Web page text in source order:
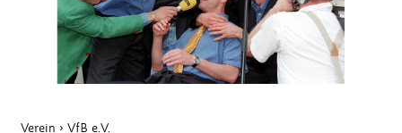
Verein › VfB e.V.